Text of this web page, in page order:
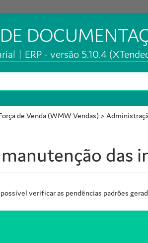
| ERP - versão 5.10.4
de Venda (WMW Vendas) >
das
possível verificar as pendências padrões